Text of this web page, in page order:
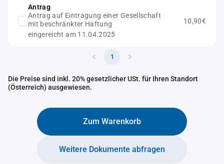
Antrag
Antrag auf Eintragung einer Gesellschaft
mit beschränkter Haftung
eingereicht am 11.04.2025
10,90€
1
Die Preise sind inkl. 20% gesetzlicher USt. für Ihren Standort
(Österreich) ausgewiesen.
Zum Warenkorb
Weitere Dokumente abfragen